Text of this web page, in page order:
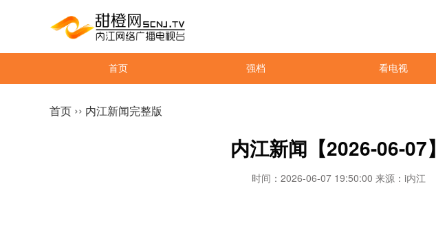
首页 强档 看电视
首页 ›› 内江新闻完整版
内江新闻【2026-06-07】
时间：2026-06-07 19:50:00 来源：i内江